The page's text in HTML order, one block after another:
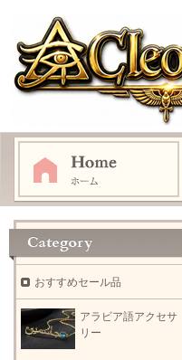
おすすめセール品
アラビア語アクセサ
リー